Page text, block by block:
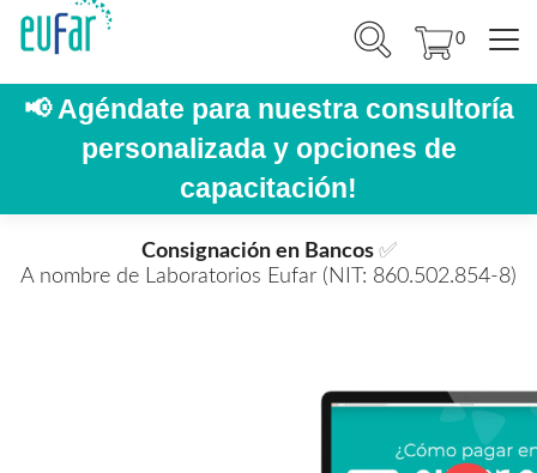
0
📢Agéndate para nuestra consultoría
personalizada y opciones de
capacitación!
Consignación en Bancos ✅
A nombre de Laboratorios Eufar (NIT: 860.502.854-8)